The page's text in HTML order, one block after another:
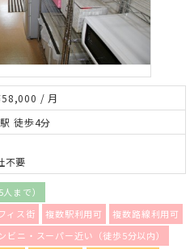
/ 月
徒歩4分
不要
まで）
ィス街 複数駅利用可
複数路線利用可
ビニ・スーパー近い（徒歩5分以内）